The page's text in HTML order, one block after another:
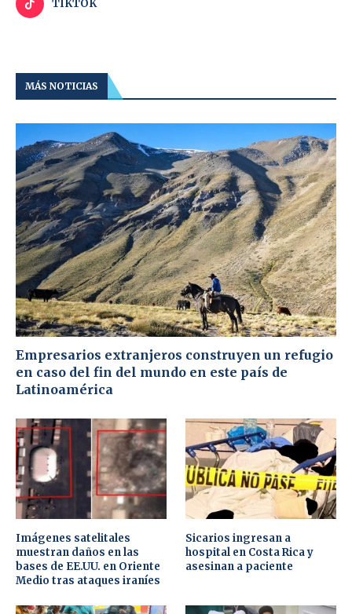
TIKTOK
MÁS NOTICIAS
Empresarios extranjeros construyen un refugio
en caso del fin del mundo en este país de
Latinoamérica
Imágenes satelitales
muestran daños en las
bases de EE.UU. en Oriente
Medio tras ataques iraníes
Sicarios ingresan a
hospital en Costa Rica y
asesinan a paciente